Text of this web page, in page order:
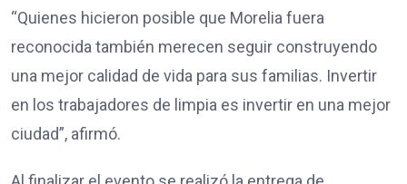
“Quienes hicieron posible que Morelia fuera
reconocida también merecen seguir construyendo
una mejor calidad de vida para sus familias. Invertir
en los trabajadores de limpia es invertir en una mejor
ciudad”, afirmó.